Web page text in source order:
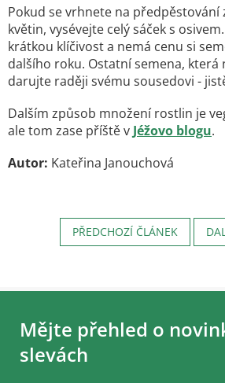
Pokud se vrhnete na předpěstování
květin, vysévejte celý sáček s
krátkou klíčivost a nemá cenu si
dalšího roku. Ostatní semena,
darujte raději svému sousedovi -
Dalším způsob množení rostlin je
ale tom zase příště v Jéžovo blogu.
Autor: Kateřina Janouchová
PŘEDCHOZÍ ČLÁNEK
Z
Mějte přehled o
slevách